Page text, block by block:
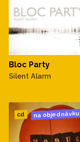
Bloc Party
Silent Alarm
cd na objednávku